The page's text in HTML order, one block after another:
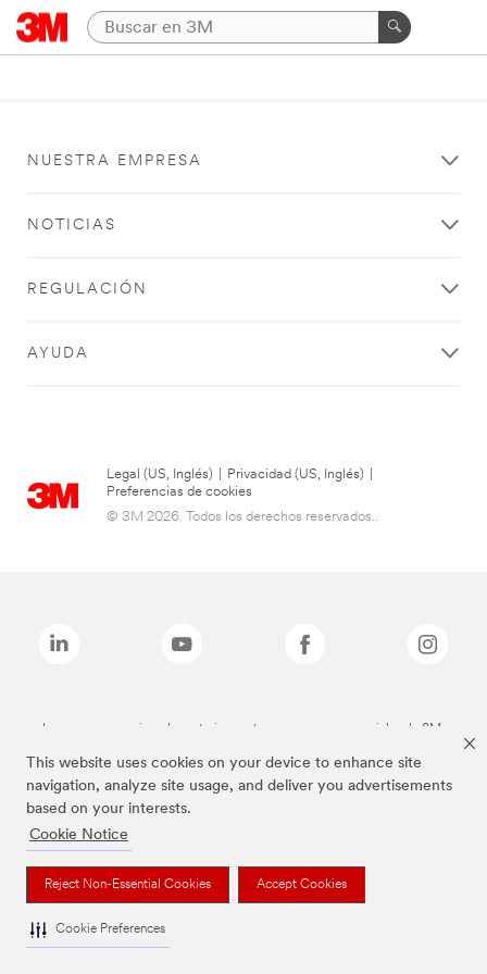
This website uses cookies on your device to enhance site
navigation, analyze site usage, and deliver you advertisements
based on your interests.
Cookie Notice
Reject Non-Essential Cookies Accept Cookies
Cookie Preferences
NUESTRA EMPRESA
NOTICIAS
REGULACIÓN
AYUDA
Legal (US, Inglés) Privacidad (US, Inglés)
Preferencias de cookies
© 3M 2026. Todos los derechos reservados..
Las marcas mencionadas anteriormente son marcas comerciales de 3M.